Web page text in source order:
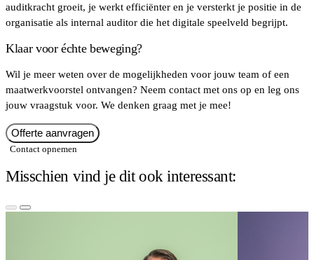
auditkracht groeit, je werkt efficiënter en je versterkt je positie in de
organisatie als internal auditor die het digitale speelveld begrijpt.
Klaar voor échte beweging?
Wil je meer weten over de mogelijkheden voor jouw team of een
maatwerkvoorstel ontvangen? Neem contact met ons op en leg ons
jouw vraagstuk voor. We denken graag met je mee!
Offerte aanvragen
Contact opnemen
Misschien vind je dit ook interessant: